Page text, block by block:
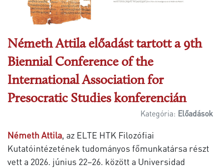
Németh Attila előadást tartott a 9th
Biennial Conference of the
International Association for
Presocratic Studies konferencián
Kategória: Előadások
Németh Attila, az ELTE HTK Filozófiai
Kutatóintézetének tudományos főmunkatársa részt
vett a 2026. június 22–26. között a Universidad